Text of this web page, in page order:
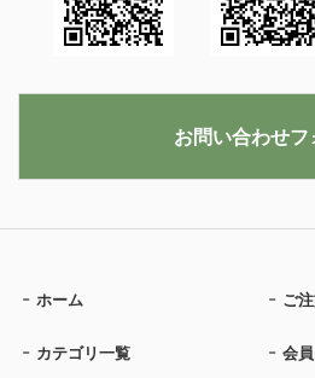
ホーム ご
カテゴリ一覧 会
お問い合わせフ